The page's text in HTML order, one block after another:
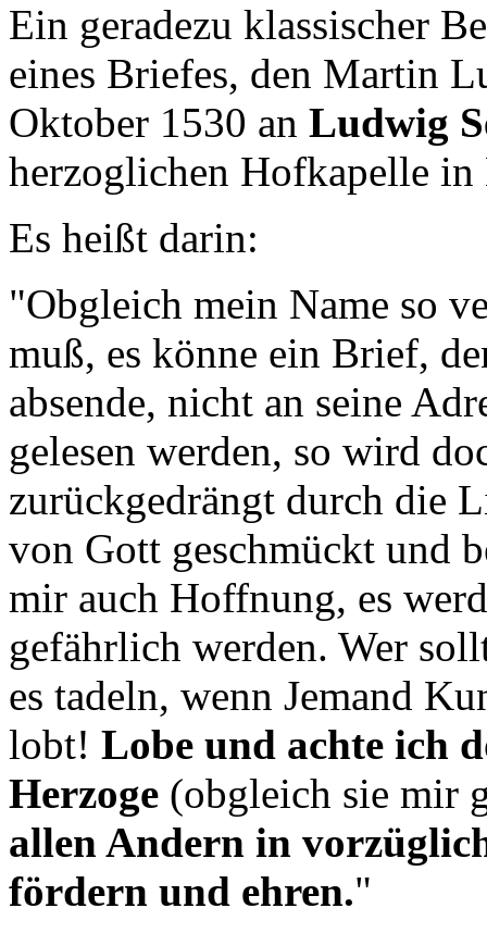
Ein geradezu klassischer
eines Briefes, den Martin
Oktober 1530 an Ludwig
herzoglichen Hofkapelle
Es heißt darin:
"Obgleich mein Name so
muß, es könne ein Brief,
absende, nicht an seine
gelesen werden, so wird
zurückgedrängt durch die
von Gott geschmückt und
mir auch Hoffnung, es
gefährlich werden. Wer
es tadeln, wenn Jemand
lobt! Lobe und achte ich
Herzoge (obgleich sie mir
allen Andern in
fördern und ehren."